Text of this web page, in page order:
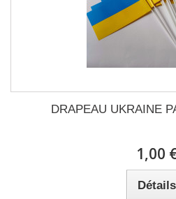
DRAPEAU UKRAINE
1,00
Détails